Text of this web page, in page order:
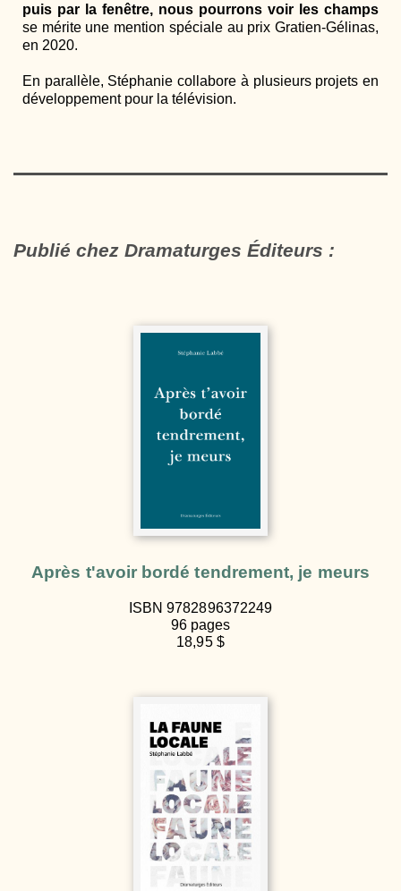
puis par la fenêtre, nous pourrons voir les champs
se mérite une mention spéciale au prix Gratien-Gélinas,
en 2020.
En parallèle, Stéphanie collabore à plusieurs projets en
développement pour la télévision.
Publié chez Dramaturges Éditeurs :
Après t'avoir bordé tendrement, je meurs
ISBN 9782896372249
96 pages
18,95 $